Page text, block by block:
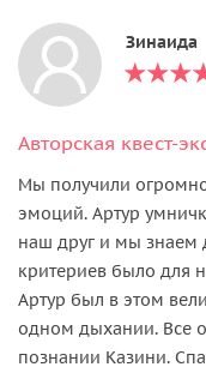
Зинаида
Мы получили
эмоций. Артур
наш друг и мы знаем
критериев было для
Артур был в этом
одном дыхании. Все
познании Казини.